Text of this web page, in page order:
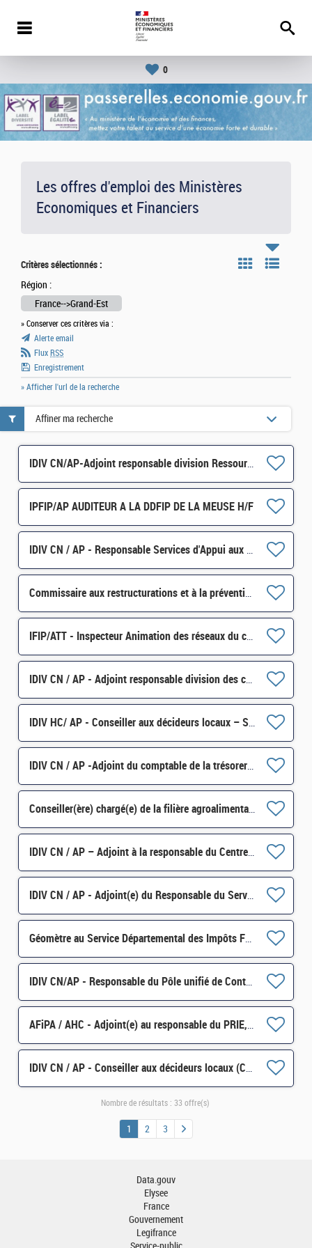
0
Les offres d'emploi des Ministères
Economiques et Financiers
Critères sélectionnés :
Région :
France-->Grand-Est
» Conserver ces critères via :
Alerte email
Flux RSS
Enregistrement
» Afficher l'url de la recherche
IDIV CN/AP-Adjoint responsable division Ressources Humaines - Formation Professionnelle H/F
IPFIP/AP AUDITEUR A LA DDFIP DE LA MEUSE H/F
IDIV CN / AP - Responsable Services d'Appui aux Service des Impôts des Entreprises SA-SIE à Verdun H/F
Commissaire aux restructurations et à la prévention des difficultés des entreprises (54-55-57-88)
IFIP/ATT - Inspecteur Animation des réseaux du contrôle fiscal et Référent facturation électronique H/F
IDIV CN / AP - Adjoint responsable division des collectivités locales (DCL) H/F
IDIV HC/ AP - Conseiller aux décideurs locaux – Secteur Pays de Wissembourg H/F
IDIV CN / AP -Adjoint du comptable de la trésorerie des Hôpitaux universitaires de Strasbourg H/F
Conseiller(ère) chargé(e) de la filière agroalimentaire et du programme France 2030 régionalisé H/F
IDIV CN / AP – Adjoint à la responsable du Centre de Contact des Professionnels (CC Pros) H/F
IDIV CN / AP - Adjoint(e) du Responsable du Service départemental des impôts fonciers H/F
Géomètre au Service Départemental des Impôts Fonciers de l'Aube (SDIF) H/F
IDIV CN/AP - Responsable du Pôle unifié de Contrôle des professionnels des Ardennes H/F
AFiPA / AHC - Adjoint(e) au responsable du PRIE, responsable de divisions H/F
IDIV CN / AP - Conseiller aux décideurs locaux (CDL) Nogentais/Seine et Aube/Orvin et Ardusson H/F
Affiner ma recherche
Nombre de résultats : 33 offre(s)
1 2 3
Data.gouv
Elysee
France
Gouvernement
Legifrance